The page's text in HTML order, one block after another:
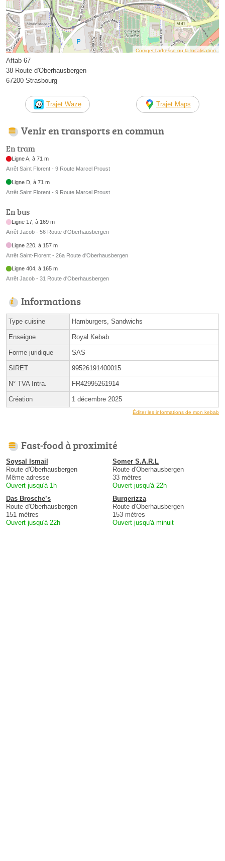
Corriger l’adresse ou la localisation
Aftab 67
38 Route d'Oberhausbergen
67200 Strasbourg
Trajet Waze Trajet Maps
Venir en transports en commun
En tram
Ligne A, à 71 m
Arrêt Saint Florent - 9 Route Marcel Proust
Ligne D, à 71 m
Arrêt Saint Florent - 9 Route Marcel Proust
En bus
Ligne 17, à 169 m
Arrêt Jacob - 56 Route d'Oberhausbergen
Ligne 220, à 157 m
Arrêt Saint-Florent - 26a Route d'Oberhausbergen
Ligne 404, à 165 m
Arrêt Jacob - 31 Route d'Oberhausbergen
Informations
Type cuisine Hamburgers, Sandwichs
Enseigne Royal Kebab
Forme juridique SAS
SIRET 99526191400015
N° TVA Intra. FR42995261914
Création 1 décembre 2025
Éditer les informations de mon kebab
Fast-food à proximité
Soysal Ismail
Route d'Oberhausbergen
Même adresse
Ouvert jusqu'à 1h
Somer S.A.R.L
Route d'Oberhausbergen
33 mètres
Ouvert jusqu'à 22h
Das Brosche’s
Route d'Oberhausbergen
151 mètres
Ouvert jusqu'à 22h
Burgerizza
Route d'Oberhausbergen
153 mètres
Ouvert jusqu'à minuit